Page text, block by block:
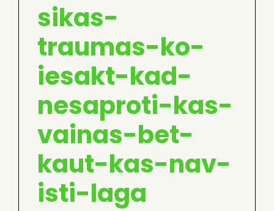
sikas-
traumas-ko-
iesakt-kad-
nesaproti-kas-
vainas-bet-
kaut-kas-nav-
isti-laga